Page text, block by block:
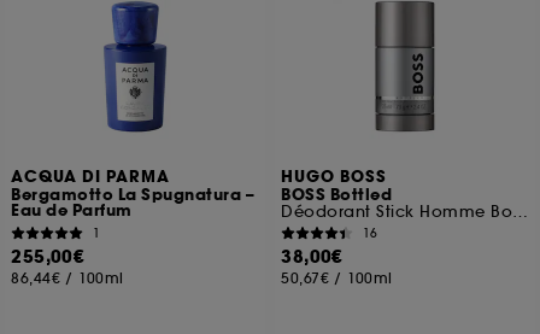
ACQUA DI PARMA
Bergamotto La Spugnatura –
Eau de Parfum
1
255,00€
86,44€ / 100ml
HUGO BOSS
BOSS Bottled
Déodorant Stick Homme Boisé et Oriental
16
38,00€
50,67€ / 100ml